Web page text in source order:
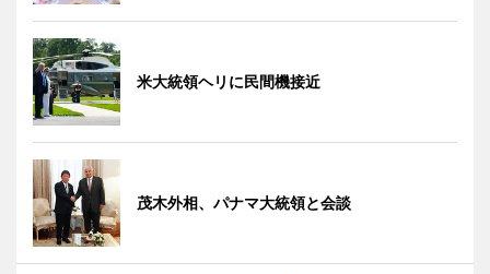
米大統領ヘリに民間機接近
茂木外相、パナマ大統領と会談